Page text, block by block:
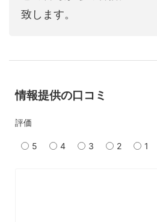
致します。
情報提供の口コミ
評価
5 4 3 2 1